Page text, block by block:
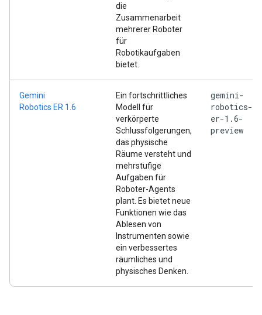
die
Zusammenarbeit
mehrerer Roboter
für
Robotikaufgaben
bietet.
Gemini
Robotics ER 1.6
Ein fortschrittliches
Modell für
verkörperte
Schlussfolgerungen,
das physische
Räume versteht und
mehrstufige
Aufgaben für
Roboter-Agents
plant. Es bietet neue
Funktionen wie das
Ablesen von
Instrumenten sowie
ein verbessertes
räumliches und
physisches Denken.
gemini-
robotics-
er-1.6-
preview